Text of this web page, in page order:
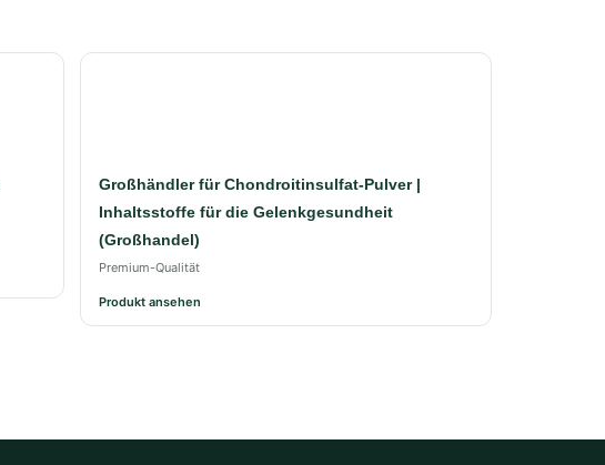
Großhändler für Chondroitinsulfat-Pulver |
Inhaltsstoffe für die Gelenkgesundheit
(Großhandel)
Premium-Qualität
Produkt ansehen